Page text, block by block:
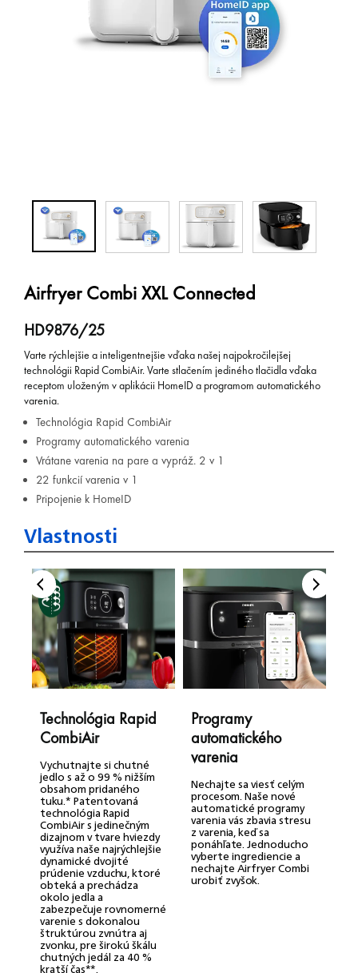
Airfryer Combi XXL Connected
HD9876/25
Varte rýchlejšie a inteligentnejšie vďaka našej najpokročilejšej
technológii Rapid CombiAir. Varte stlačením jediného tlačidla vďaka
receptom uloženým v aplikácii HomeID a programom automatického
varenia.
Technológia Rapid CombiAir
Programy automatického varenia
Vrátane varenia na pare a vypráž. 2 v 1
22 funkcií varenia v 1
Pripojenie k HomeID
Vlastnosti
Technológia Rapid
CombiAir
Vychutnajte si chutné
jedlo s až o 99 % nižším
obsahom pridaného
tuku.* Patentovaná
technológia Rapid
CombiAir s jedinečným
dizajnom v tvare hviezdy
využíva naše najrýchlejšie
dynamické dvojité
prúdenie vzduchu, ktoré
obteká a prechádza
okolo jedla a
zabezpečuje rovnomerné
varenie s dokonalou
štruktúrou zvnútra aj
zvonku, pre širokú škálu
chutných jedál za 40 %
kratší čas**.
Programy
automatického
varenia
Nechajte sa viesť celým
procesom. Naše nové
automatické programy
varenia vás zbavia stresu
z varenia, keď sa
ponáhľate. Jednoducho
vyberte ingrediencie a
nechajte Airfryer Combi
urobiť zvyšok.